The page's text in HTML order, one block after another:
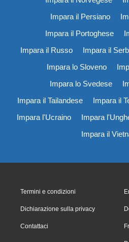
Impara il Persiano
Impara il Portoghese
Impara il Russo
Impara il
Impara lo Sloveno
Impara lo Svedese
Impara il Tailandese
Impara il
Impara l'Ucraino
Impara
Impara il
Termini e condizioni
Dichiarazione sulla privacy
Contattaci